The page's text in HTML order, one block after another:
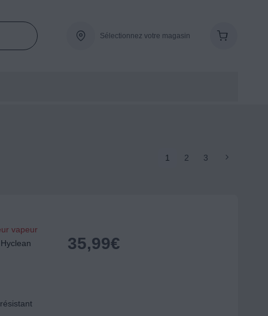
Sélectionnez votre magasin
1 2 3
vapeur
35,99€